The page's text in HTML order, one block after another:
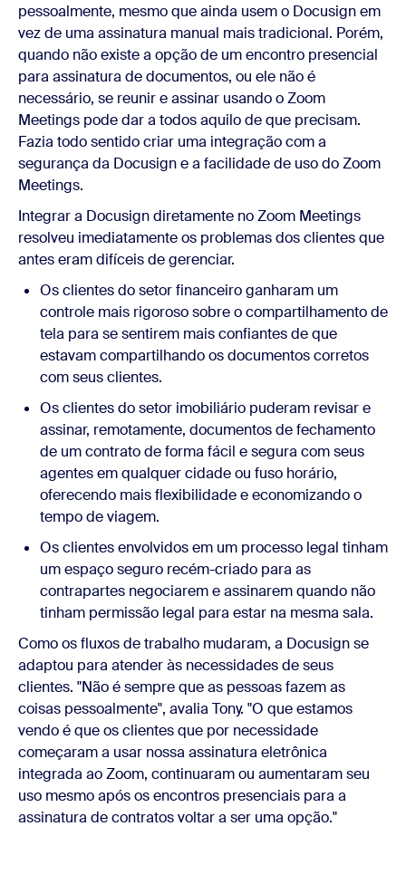
pessoalmente, mesmo que ainda usem o Docusign em
vez de uma assinatura manual mais tradicional. Porém,
quando não existe a opção de um encontro presencial
para assinatura de documentos, ou ele não é
necessário, se reunir e assinar usando o Zoom
Meetings pode dar a todos aquilo de que precisam.
Fazia todo sentido criar uma integração com a
segurança da Docusign e a facilidade de uso do Zoom
Meetings.
Integrar a Docusign diretamente no Zoom Meetings
resolveu imediatamente os problemas dos clientes que
antes eram difíceis de gerenciar.
Os clientes do setor financeiro ganharam um
controle mais rigoroso sobre o compartilhamento de
tela para se sentirem mais confiantes de que
estavam compartilhando os documentos corretos
com seus clientes.
Os clientes do setor imobiliário puderam revisar e
assinar, remotamente, documentos de fechamento
de um contrato de forma fácil e segura com seus
agentes em qualquer cidade ou fuso horário,
oferecendo mais flexibilidade e economizando o
tempo de viagem.
Os clientes envolvidos em um processo legal tinham
um espaço seguro recém-criado para as
contrapartes negociarem e assinarem quando não
tinham permissão legal para estar na mesma sala.
Como os fluxos de trabalho mudaram, a Docusign se
adaptou para atender às necessidades de seus
clientes. "Não é sempre que as pessoas fazem as
coisas pessoalmente", avalia Tony. "O que estamos
vendo é que os clientes que por necessidade
começaram a usar nossa assinatura eletrônica
integrada ao Zoom, continuaram ou aumentaram seu
uso mesmo após os encontros presenciais para a
assinatura de contratos voltar a ser uma opção."